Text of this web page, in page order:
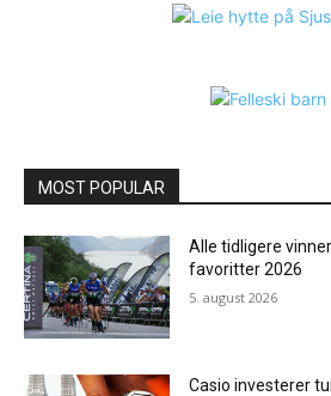
MOST POPULAR
Alle tidligere
favoritter 2026
5. august 2026
Casio investerer